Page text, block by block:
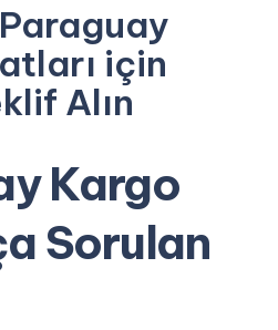
için
Alın
Kargo
Sorulan